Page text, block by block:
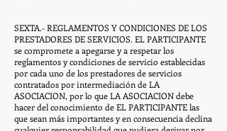
SEXTA.- REGLAMENTOS Y CONDICIONES DE LOS
PRESTADORES DE SERVICIOS. EL PARTICIPANTE
se compromete a apegarse y a respetar los
reglamentos y condiciones de servicio establecidas
por cada uno de los prestadores de servicios
contratados por intermediación de LA
ASOCIACION, por lo que LA ASOCIACION debe
hacer del conocimiento de EL PARTICIPANTE las
que sean más importantes y en consecuencia declina